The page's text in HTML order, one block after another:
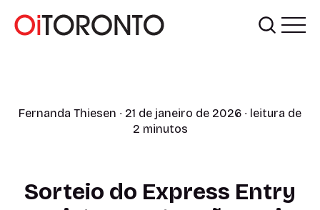
Fernanda Thiesen ∙ 21 de janeiro de 2026 ∙ leitura de
2 minutos
Sorteio do Express Entry